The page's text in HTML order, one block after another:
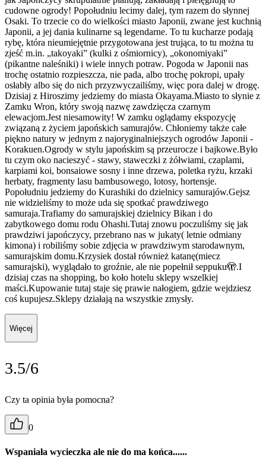
cudowne ogrody! Popołudniu lecimy dalej, tym razem do słynnej
Osaki. To trzecie co do wielkości miasto Japonii, zwane jest kuchnią
Japonii, a jej dania kulinarne są legendarne. To tu kucharze podają
rybę, która nieumiejętnie przygotowana jest trująca, to tu można tu
zjeść m.in. „takoyaki” (kulki z ośmiornicy), „okonomiyaki”
(pikantne naleśniki) i wiele innych potraw. Pogoda w Japonii nas
trochę ostatnio rozpieszcza, nie pada, albo trochę pokropi, upały
osłabły albo się do nich przyzwyczailiśmy, więc pora dalej w drogę.
Dzisiaj z Hiroszimy jedziemy do miasta Okayama.Miasto to słynie z
Zamku Wron, który swoją nazwę zawdzięcza czarnym
elewacjom.Jest niesamowity! W zamku oglądamy ekspozycję
związaną z życiem japońskich samurajów. Chłoniemy także całe
piękno natury w jednym z najoryginalniejszych ogrodów Japonii -
Korakuen.Ogrody w stylu japońskim są przeurocze i bajkowe.Było
tu czym oko nacieszyć - stawy, staweczki z żółwiami, czaplami,
karpiami koi, bonsaiowe sosny i inne drzewa, poletka ryżu, krzaki
herbaty, fragmenty lasu bambusowego, lotosy, hortensje.
Popołudniu jedziemy do Kurashiki do dzielnicy samurajów.Gejsz
nie widzieliśmy to może uda się spotkać prawdziwego
samuraja.Trafiamy do samurajskiej dzielnicy Bikan i do
zabytkowego domu rodu Ohashi.Tutaj znowu poczuliśmy się jak
prawdziwi japończycy, przebrano nas w jukaty( letnie odmiany
kimona) i robiliśmy sobie zdjęcia w prawdziwym starodawnym,
samurajskim domu.Krzysiek dostał również katanę(miecz
samurajski), wyglądało to groźnie, ale nie popełnił seppuku🫣.I
dzisiaj czas na shopping, bo koło hotelu sklepy wszelkiej
maści.Kupowanie tutaj staje się prawie nałogiem, gdzie wejdziesz
coś kupujesz.Sklepy działają na wszystkie zmysły.
Więcej
3.5/6
Czy ta opinia była pomocna?
0
Wspaniała wycieczka ale nie do ma końca......